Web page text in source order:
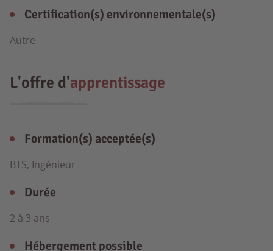
Certification(s) environnementale(s)
Autre
L'offre d'apprentissage
Formation(s) acceptée(s)
BTS, Ingénieur
Durée
2 à 3 ans
Hébergement possible